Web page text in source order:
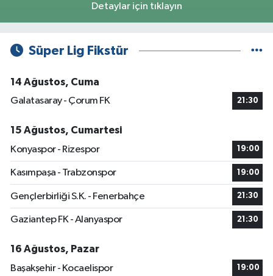
Detaylar için tıklayın
Süper Lig Fikstür
14 Ağustos, Cuma
Galatasaray - Çorum FK
21:30
15 Ağustos, Cumartesi
Konyaspor - Rizespor
19:00
Kasımpaşa - Trabzonspor 19:00
Gençlerbirliği S.K. - Fenerbahçe 21:30
Gaziantep FK - Alanyaspor 21:30
16 Ağustos, Pazar
Başakşehir - Kocaelispor
19:00